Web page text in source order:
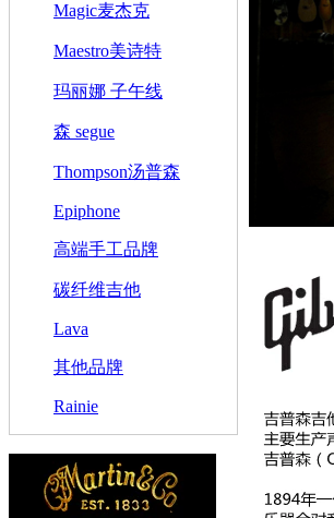
Magic麦杰克
Maestro美诗特
玛丽娜 子午线
森 segue
Thompson汤普森
Epiphone
高端手工品牌
碳纤维吉他
Lava
其他品牌
Rainie